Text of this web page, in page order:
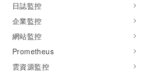
日誌監控
企業監控
網站監控
Prometheus
雲資源監控